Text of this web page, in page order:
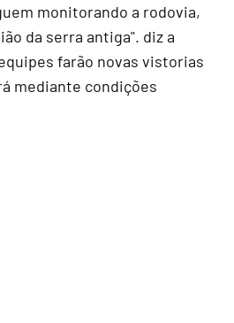
monitorando a rodovia,
da serra antiga". diz a
farão novas vistorias
mediante condições